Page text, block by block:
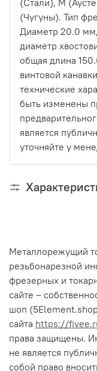
(Стали), M
(Чугуны). Тип
Диаметр 20.0 мм,
диаметр
общая длина
винтовой
технические
быть изменены
является
уточняйте у
Металлорежущий
резьбонарезной
фрезерных и
сайте –
шоп
сайта https://
права защищены.
не является
собой право